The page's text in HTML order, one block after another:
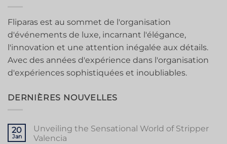
Fliparas est au sommet de l'organisation
d'événements de luxe, incarnant l'élégance,
l'innovation et une attention inégalée aux détails.
Avec des années d'expérience dans l'organisation
d'expériences sophistiquées et inoubliables.
DERNIÈRES NOUVELLES
20
Jan
Unveiling the Sensational World of Stripper
Valencia